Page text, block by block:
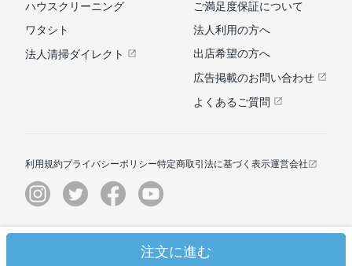
注文に進む
ハウスクリーニング
ワタシト
法人清掃ダイレクト
ご満足度保証について
法人利用の方へ
出店希望の方へ
広告掲載のお問い合わせ
よくあるご質問
利用規約プライバシーポリシー特定商取引法に基づく表示運営会社
© ユアマイスター株式会社